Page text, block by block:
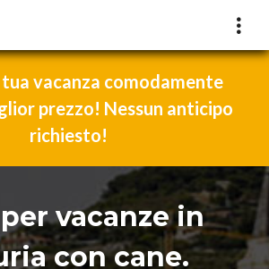
vacanza comodamente
prezzo! Nessun anticipo
richiesto!
vacanze in
con cane.